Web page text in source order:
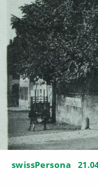
swissPersona